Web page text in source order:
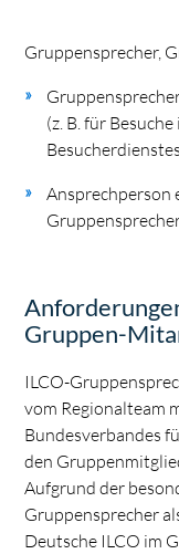
Gruppensprecher,
(z. B. für
Ansprechperson
Gruppen-
ILCO-
vom Regionalteam
Bundesverbandes
den
Aufgrund der
Gruppensprecher
Deutsche ILCO im